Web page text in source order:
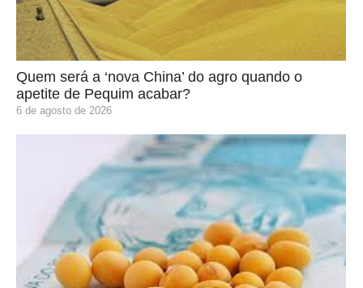
Quem será a ‘nova China’ do agro quando o
apetite de Pequim acabar?
6 de agosto de 2026